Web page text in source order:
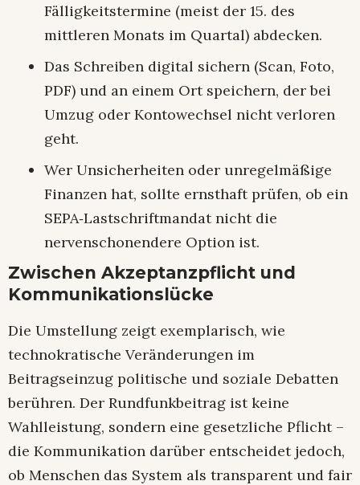
Fälligkeitstermine (meist der 15. des
mittleren Monats im Quartal) abdecken.
Das Schreiben digital sichern (Scan, Foto,
PDF) und an einem Ort speichern, der bei
Umzug oder Kontowechsel nicht verloren
geht.​
Wer Unsicherheiten oder unregelmäßige
Finanzen hat, sollte ernsthaft prüfen, ob ein
SEPA‑Lastschriftmandat nicht die
nervenschonendere Option ist.​
Zwischen Akzeptanzpflicht und
Kommunikationslücke
Die Umstellung zeigt exemplarisch, wie
technokratische Veränderungen im
Beitragseinzug politische und soziale Debatten
berühren. Der Rundfunkbeitrag ist keine
Wahlleistung, sondern eine gesetzliche Pflicht –
die Kommunikation darüber entscheidet jedoch,
ob Menschen das System als transparent und fair